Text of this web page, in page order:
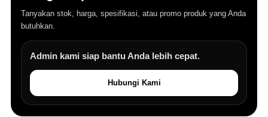
Tanyakan stok, harga, spesifikasi, atau promo produk yang Anda
butuhkan.
Admin kami siap bantu Anda lebih cepat.
Hubungi Kami